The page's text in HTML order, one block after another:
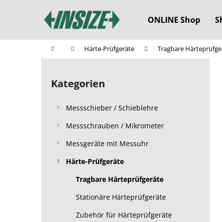
ONLINE Shop
StartseiteHärte-Prüfgeräte Tragbare
S
Kategorien
überspringen
Kategorien
Messschieber / Schieblehre
Messschrauben / Mikrometer
Messgeräte mit Messuhr
Härte-Prüfgeräte
Tragbare Härteprüfgeräte
Stationäre Härteprüfgeräte
Zubehör für Härteprüfgeräte
e
Zurück
zum
Zurück
zum